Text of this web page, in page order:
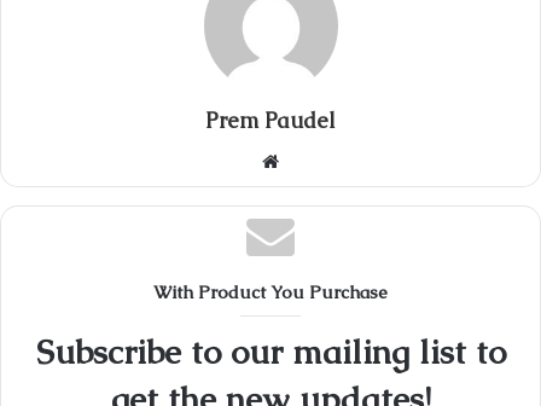
Prem Paudel
Website
With Product You Purchase
Subscribe to our mailing list to